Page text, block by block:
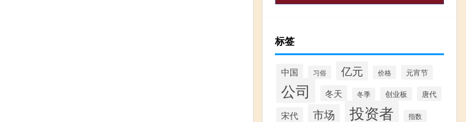
标签
中国 习俗 亿元 价格 元宵节
公司 冬天 冬季 创业板 唐代
宋代 市场 投资者 指数